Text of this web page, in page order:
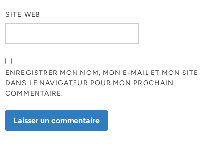
SITE WEB
ENREGISTRER MON NOM, MON E-MAIL ET MON SITE
DANS LE NAVIGATEUR POUR MON PROCHAIN
COMMENTAIRE.